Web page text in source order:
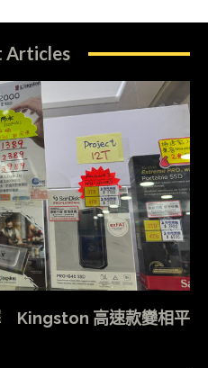
Articles
Kingston 高速款變相平